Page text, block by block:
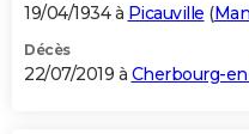
19/04/1934 à Picauville (
Décès
22/07/2019 à Cherbourg-